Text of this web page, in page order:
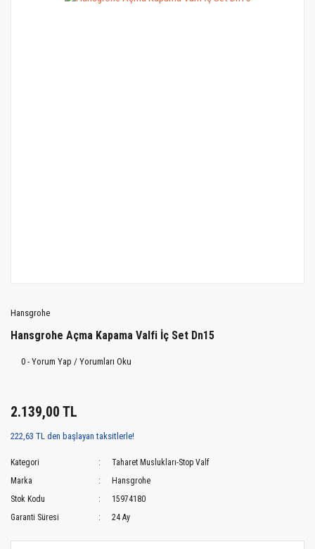
Hansgrohe
Hansgrohe Açma Kapama Valfi İç Set Dn15
0 - Yorum Yap / Yorumları Oku
2.139,00 TL
222,63 TL den başlayan taksitlerle!
Kategori
Taharet Muslukları-Stop Valf
Marka
Hansgrohe
Stok Kodu
15974180
Garanti Süresi
24 Ay